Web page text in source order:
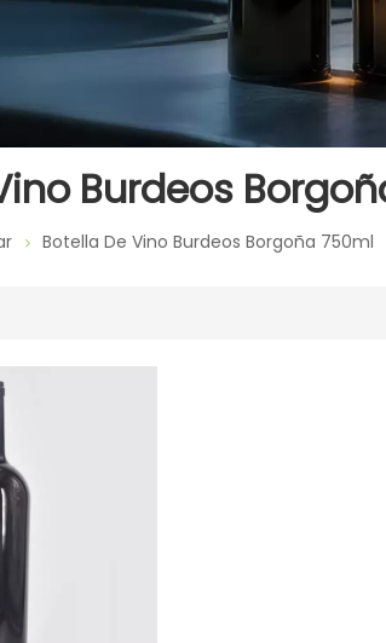
Burdeos
Botella De Vino Burdeos Borgoña 750ml